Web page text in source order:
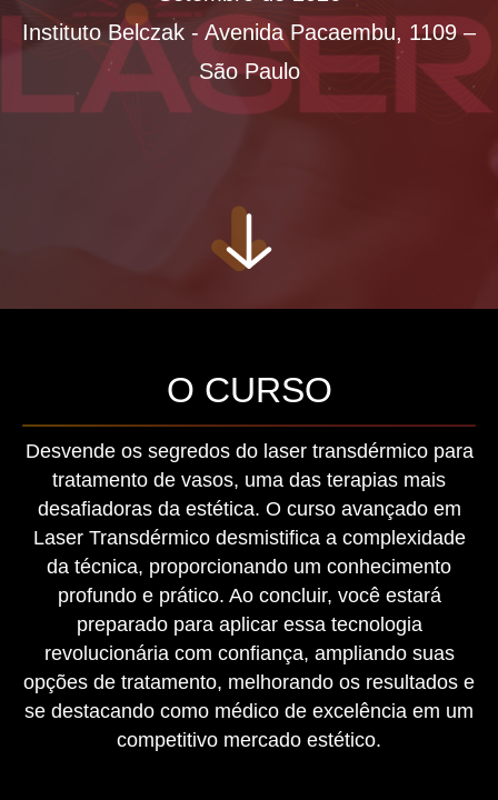
Instituto Belczak - Avenida Pacaembu, 1109 –
São Paulo
O CURSO
Desvende os segredos do laser transdérmico para
tratamento de vasos, uma das terapias mais
desafiadoras da estética. O curso avançado em
Laser Transdérmico desmistifica a complexidade
da técnica, proporcionando um conhecimento
profundo e prático. Ao concluir, você estará
preparado para aplicar essa tecnologia
revolucionária com confiança, ampliando suas
opções de tratamento, melhorando os resultados e
se destacando como médico de excelência em um
competitivo mercado estético.